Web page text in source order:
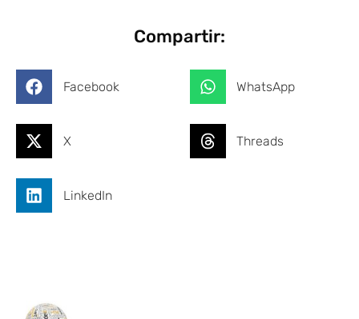
Compartir:
Facebook WhatsApp
X Threads
LinkedIn